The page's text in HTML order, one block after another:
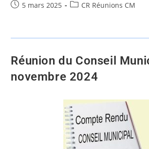
5 mars 2025 CR Réunions CM
Réunion du Conseil
novembre 2024